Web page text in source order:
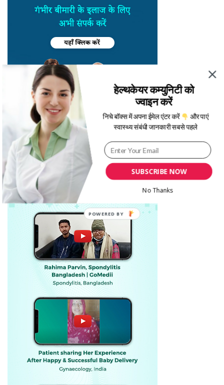
SUBSCRIBE NOW
हेल्थकेयर कम्युनिटी को
ज्वाइन करें
निचे बॉक्स में अपना ईमेल एंटर करें और पाएं
स्वास्थ्य संबंधी जानकारी सबसे पहले
No Thanks
POWERED BY